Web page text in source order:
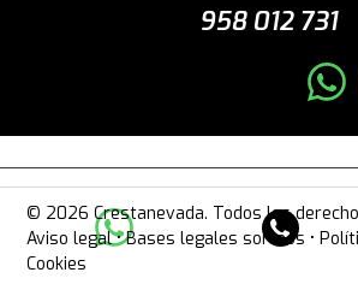
958 012 731
© 2026 Crestanevada. Todos los
Aviso legal•Bases legales sorteos •
Cookies